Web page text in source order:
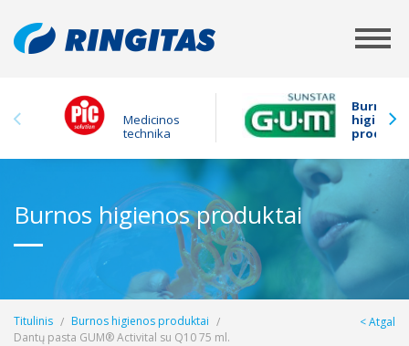
Medicinos
technika
Burnos
higienos
Burnos higienos produktai
Atgal
Titulinis
Burnos higienos produktai
Dantų pasta GUM® Activital su Q10 75 ml.